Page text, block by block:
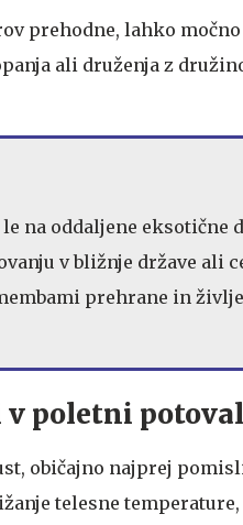
prehodne, lahko
ali druženja z
na oddaljene eksotične
v bližnje države ali
prehrane in
v poletni
običajno najprej
telesne